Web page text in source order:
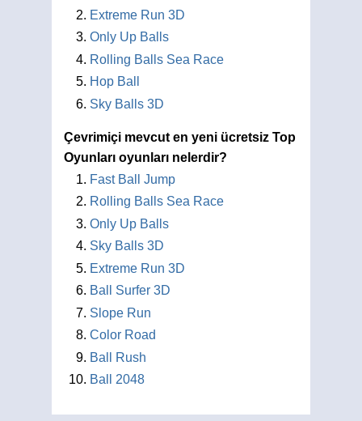
Extreme Run 3D
Only Up Balls
Rolling Balls Sea Race
Hop Ball
Sky Balls 3D
Çevrimiçi mevcut en yeni ücretsiz Top
Oyunları oyunları nelerdir?
Fast Ball Jump
Rolling Balls Sea Race
Only Up Balls
Sky Balls 3D
Extreme Run 3D
Ball Surfer 3D
Slope Run
Color Road
Ball Rush
Ball 2048